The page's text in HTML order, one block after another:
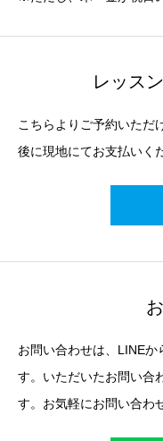
レッス
こちらよりご予約いただ
後に現地にてお支払いく
お問い合わせは、LINEか
す。いただいたお問い合
す。お気軽にお問い合わ